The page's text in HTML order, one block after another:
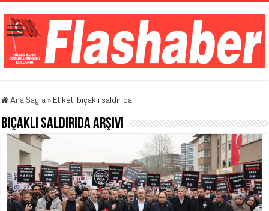
Ana Sayfa » Etiket: bıçaklı saldırıda
bıçaklı saldırıdaArşivi